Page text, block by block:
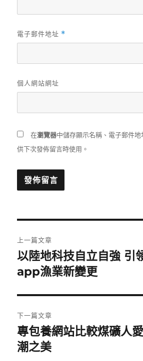
電子郵件地址 *
個人網站網址
在瀏覽器中儲存顯示名稱、電子郵件
供下次發佈留言時使用。
章
導
覽
上一篇文章
上
一
文
章:
以陸地科技自立自強 引
app漁業新變更
下一篇文章
下
一
專包養網站比較煤礦人
潮之美